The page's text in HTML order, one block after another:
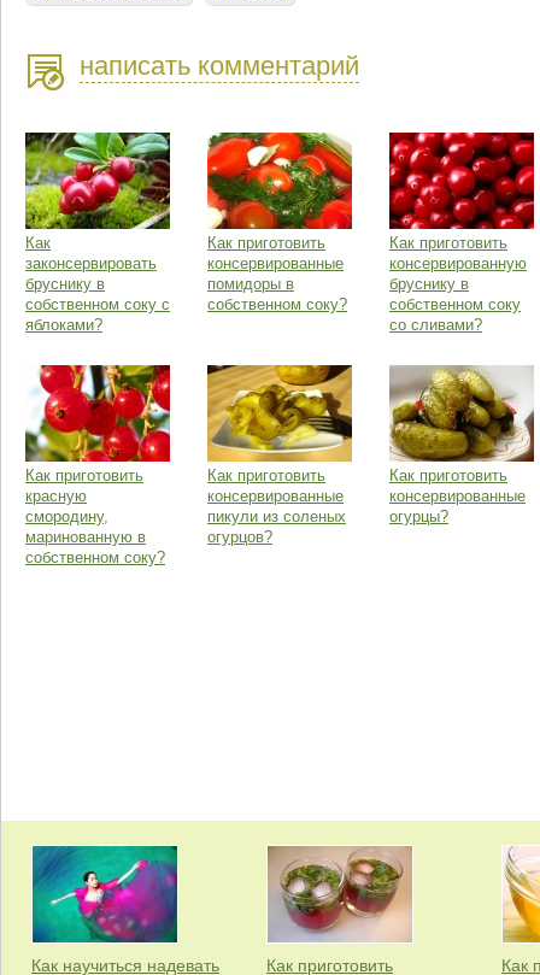
написать комментарий
Как
законсервировать
бруснику в
собственном соку с
яблоками?
Как приготовить
консервированные
помидоры в
собственном соку?
Как приготовить
консервированную
бруснику в
собственном соку
со сливами?
Как приготовить
красную
смородину,
маринованную в
собственном соку?
Как приготовить
консервированные
пикули из соленых
огурцов?
Как приготовить
консервированные
огурцы?
Как научиться надевать
Как приготовить
Как